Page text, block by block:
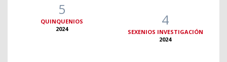
5
QUINQUENIOS
2024
4
SEXENIOS INVESTIGACIÓN
2024